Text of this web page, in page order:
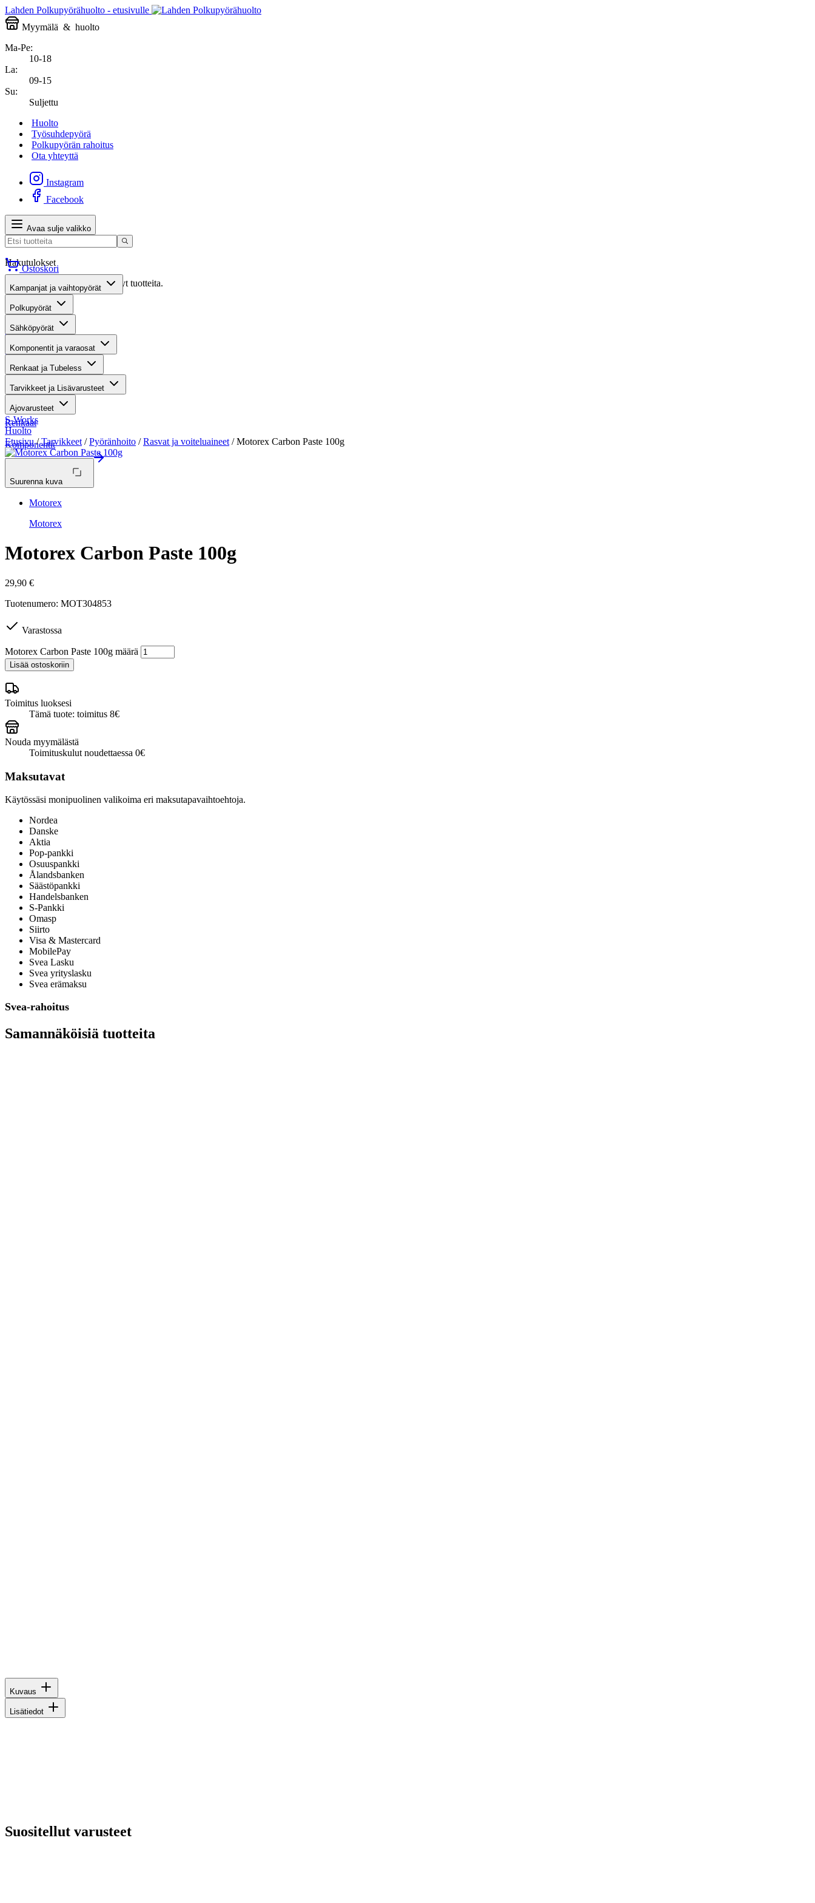
Lahden Polkupyörähuolto - etusivulle
Myymälä & huolto
Ma-Pe:
10-18
La:
09-15
Su:
Suljettu
Huolto
Työsuhdepyörä
Polkupyörän rahoitus
Ota yhteyttä
Instagram
Facebook
Avaa sulje valikko
Hakutulokset
Valitettavasti haullasi ei löytynyt tuotteita.
Suositut osastot
Gravel-pyörät
Maastosähköpyörät
Kaupunkisähköpyörät
Renkaat
Komponentit
Katso koko valikoima
Ostoskori
Kampanjat ja vaihtopyörät
Polkupyörät
Sähköpyörät
Komponentit ja varaosat
Renkaat ja Tubeless
Tarvikkeet ja Lisävarusteet
Ajovarusteet
S-Works
Huolto
Etusivu/Tarvikkeet /Pyöränhoito /Rasvat ja voiteluaineet / Motorex Carbon Paste 100g
Suurenna kuva
Motorex
Motorex
Motorex Carbon Paste 100g
29,90 €
Tuotenumero: MOT304853
Varastossa
Motorex Carbon Paste 100g määrä
Lisää ostoskoriin
Toimitus luoksesi
Tämä tuote: toimitus 8€
Nouda myymälästä
Toimituskulut noudettaessa 0€
Maksutavat
Käytössäsi monipuolinen valikoima eri maksutapavaihtoehtoja.
Nordea
Danske
Aktia
Pop-pankki
Osuuspankki
Ålandsbanken
Säästöpankki
Handelsbanken
S-Pankki
Omasp
Siirto
Visa & Mastercard
MobilePay
Svea Lasku
Svea yrityslasku
Svea erämaksu
Svea-rahoitus
Samannäköisiä tuotteita
Kuvaus
Lisätiedot
Suositellut varusteet